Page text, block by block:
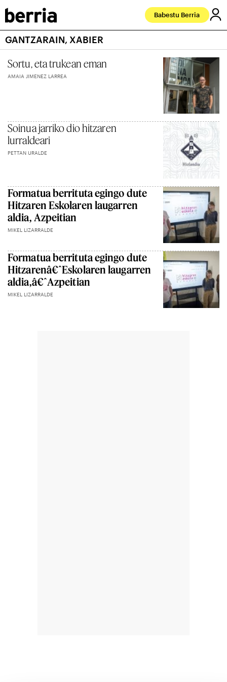
Babestu Berria
GANTZARAIN, XABIER
Sortu, eta trukean eman
AMAIA JIMENEZ LARREA
Soinua jarriko dio hitzaren
lurraldeari
PETTAN URALDE
Formatua berrituta egingo dute
Hitzaren Eskolaren laugarren
aldia, Azpeitian
MIKEL LIZARRALDE
Formatua berrituta egingo dute
Hitzarenâ€ˆEskolaren laugarren
aldia,â€ˆAzpeitian
MIKEL LIZARRALDE